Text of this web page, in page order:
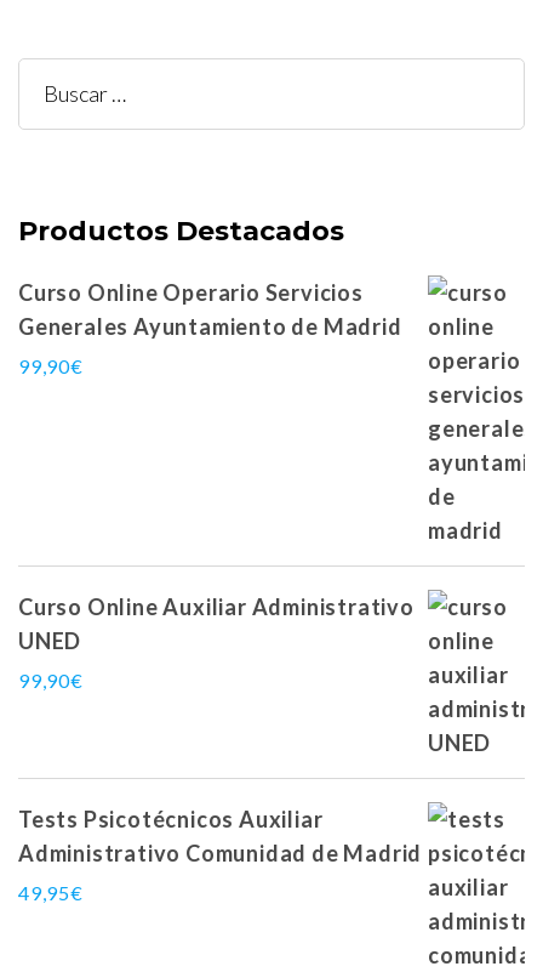
Buscar:
Productos Destacados
Curso Online Operario Servicios
Generales Ayuntamiento de Madrid
99,90€
Curso Online Auxiliar Administrativo
UNED
99,90€
Tests Psicotécnicos Auxiliar
Administrativo Comunidad de Madrid
49,95€